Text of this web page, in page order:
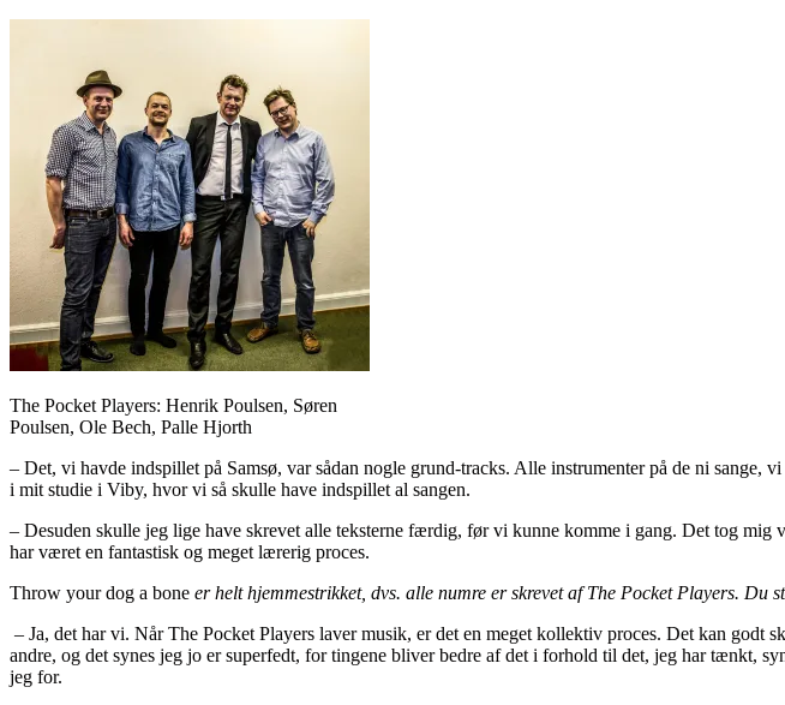
The Pocket Players: Henrik Poulsen, Søren
Poulsen, Ole Bech, Palle Hjorth
– Det, vi havde indspillet på Samsø, var sådan nogle grund-tracks. Alle instrumenter på de ni
i mit studie i Viby, hvor vi så skulle have indspillet al sangen.
– Desuden skulle jeg lige have skrevet alle teksterne færdig, før vi kunne komme i gang. Det tog
har været en fantastisk og meget lærerig proces.
Throw your dog a bone er helt hjemmestrikket, dvs. alle numre er skrevet af The Pocket Players.
– Ja, det har vi. Når The Pocket Players laver musik, er det en meget kollektiv proces. Det kan godt
andre, og det synes jeg jo er superfedt, for tingene bliver bedre af det i forhold til det, jeg har tænkt,
jeg for.